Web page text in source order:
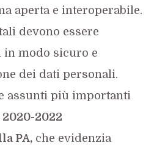
aperta e interoperabile.
devono essere
in modo sicuro e
dei dati personali.
assunti più importanti
2022
PA,che evidenzia